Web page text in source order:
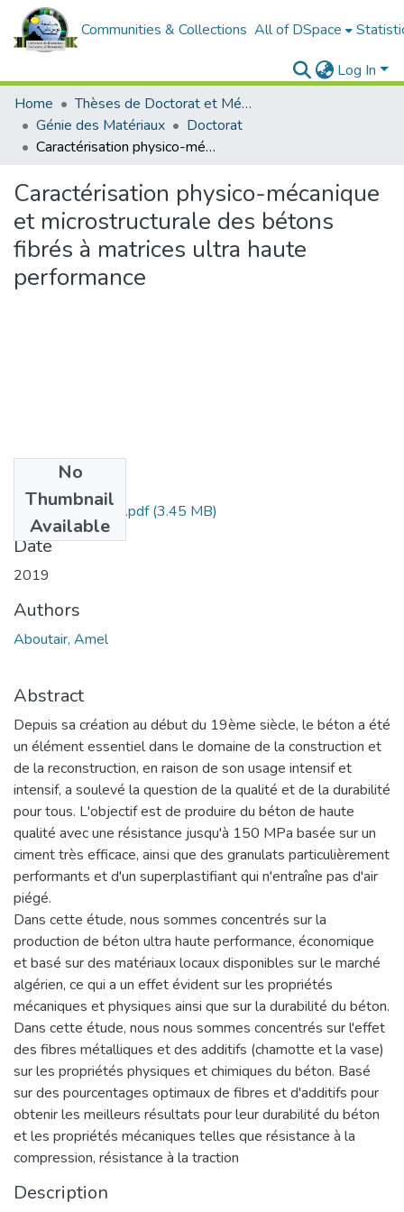
Communities & Collections All of DSpace
Log In
Home
Thèses de Doctorat et Mémoires de Magister
Génie des Matériaux
Doctorat
Caractérisation physico-mécanique et microstructurale des bétons fibrés à matrices ultra haute performance
Caractérisation physico-mécanique
et microstructurale des bétons
fibrés à matrices ultra haute
performance
No
Thumbnail
Available
ABOUTAIR Amel.pdf(3.45 MB)
Date
2019
Authors
Aboutair, Amel
Abstract
Depuis sa création au début du 19ème siècle, le béton a été
un élément essentiel dans le domaine de la construction et
de la reconstruction, en raison de son usage intensif et
intensif, a soulevé la question de la qualité et de la durabilité
pour tous. L'objectif est de produire du béton de haute
qualité avec une résistance jusqu'à 150 MPa basée sur un
ciment très efficace, ainsi que des granulats particulièrement
performants et d'un superplastifiant qui n'entraîne pas d'air
piégé.
Dans cette étude, nous sommes concentrés sur la
production de béton ultra haute performance, économique
et basé sur des matériaux locaux disponibles sur le marché
algérien, ce qui a un effet évident sur les propriétés
mécaniques et physiques ainsi que sur la durabilité du béton.
Dans cette étude, nous nous sommes concentrés sur l'effet
des fibres métalliques et des additifs (chamotte et la vase)
sur les propriétés physiques et chimiques du béton. Basé
sur des pourcentages optimaux de fibres et d'additifs pour
obtenir les meilleurs résultats pour leur durabilité du béton
et les propriétés mécaniques telles que résistance à la
compression, résistance à la traction
Description